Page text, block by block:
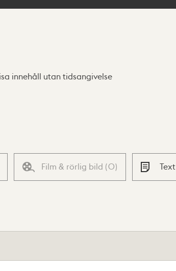
innehåll utan tidsangivelse
Film & rörlig bild (0) Text